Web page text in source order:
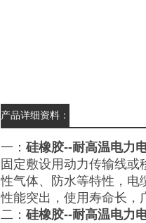
产品详细资料：
一： 硅橡胶--耐高温电力
固定敷设用动力传输线
性气体、防水等特性，电
性能突出，使用寿命长，
二： 硅橡胶--耐高温电力